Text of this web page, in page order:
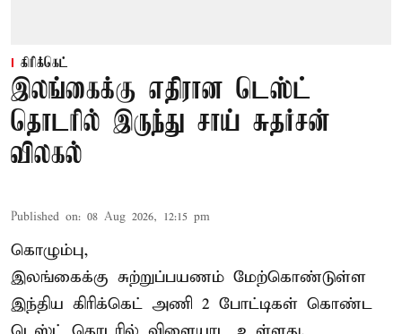
கிரிக்கெட்
இலங்கைக்கு எதிரான டெஸ்ட்
தொடரில் இருந்து சாய் சுதர்சன்
விலகல்
Published on: 08 Aug 2026, 12:15 pm
கொழும்பு,
இலங்கைக்கு சுற்றுப்பயணம் மேற்கொண்டுள்ள
இந்திய கிரிக்கெட் அணி 2 போட்டிகள் கொண்ட